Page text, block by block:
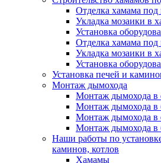
Отделка хамама под
Укладка мозаики в
Установка
Отделка хамама под
Укладка мозаики в
Установка
Установка печей и
Монтаж дымохода
Монтаж дымохода в
Монтаж дымохода в
Монтаж дымохода в
Монтаж дымохода в
Наши работы по
каминов, котлов
Хамамы